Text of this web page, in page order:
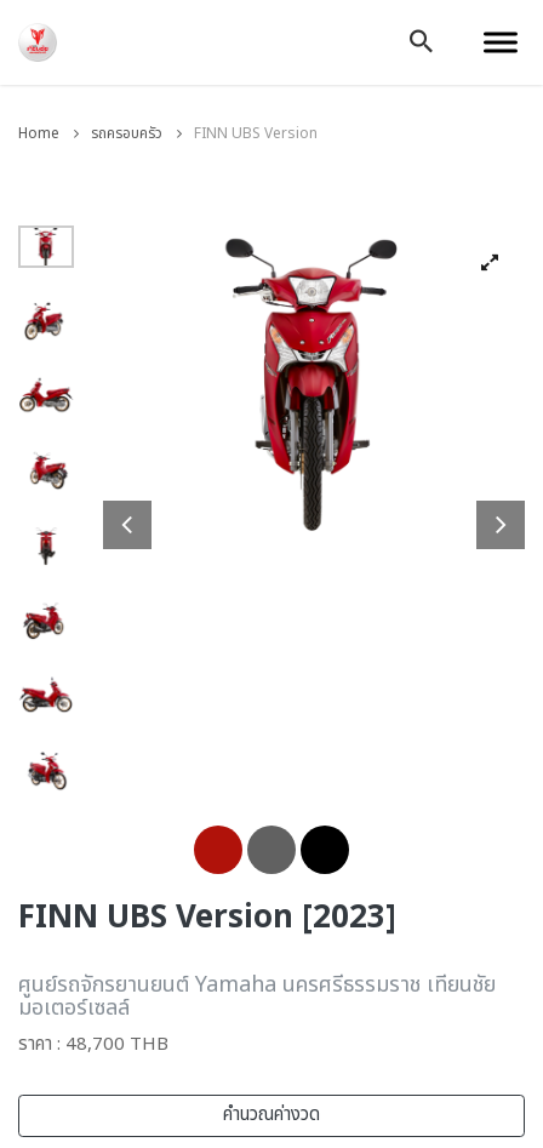
Home รถครอบครัว FINN UBS Version
FINN UBS Version [2023]
ศูนย์รถจักรยานยนต์ Yamaha นครศรีธรรมราช เทียนชัย
มอเตอร์เซลล์
ราคา : 48,700 THB
คำนวณค่างวด